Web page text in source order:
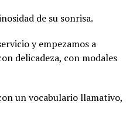
de su sonrisa.
y empezamos a
delicadeza, con modales
un vocabulario llamativo,